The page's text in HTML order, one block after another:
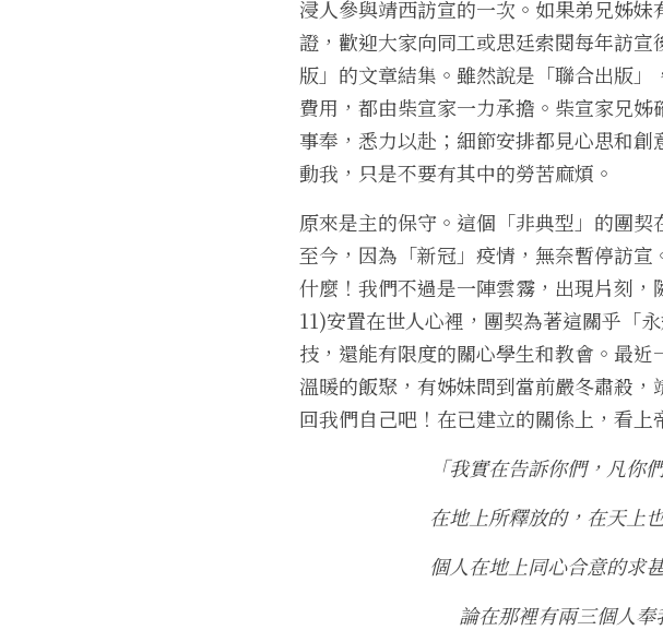
浸人參與靖西訪宣的一次。如果弟兄姊
證，歡迎大家向同工或思廷索閱每年訪
版」的文章結集。雖然說是「聯合出版
費用，都由柴宣家一力承擔。柴宣家兄
事奉，悉力以赴；細節安排都見心思和
動我，只是不要有其中的勞苦麻煩。
原來是主的保守。這個「非典型」的團
至今，因為「新冠」疫情，無奈暫停訪
什麼！我們不過是一陣雲霧，出現片刻
11)安置在世人心裡，團契為著這關乎「
技，還能有限度的關心學生和教會。最
溫暖的飯聚，有姊妹問到當前嚴冬肅殺
回我們自己吧！在已建立的關係上，看上
「我實在告訴你們，凡
在地上所釋放的，在天上
個人在地上同心合意的求
論在那裡有兩三個人奉